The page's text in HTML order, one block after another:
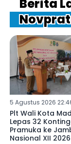
Berita
5 Agustus 2026
Plt Wali Kota
Lepas 32
Pramuka ke
Nasional XII 2026